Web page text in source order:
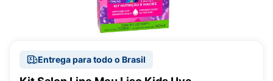
Entrega para todo o Brasil